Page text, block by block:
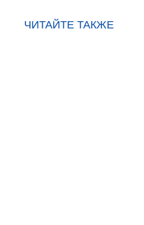
ЧИТАЙТЕ ТАКЖЕ